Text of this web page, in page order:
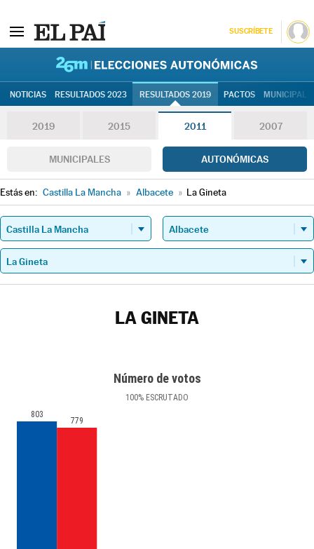
SUSCRÍBETE
NOTICIAS RESULTADOS 2023 RESULTADOS 2019 PACTOS
2019 2015 2011 2007
MUNICIPALES AUTONÓMICAS
Estás en: Castilla La Mancha » Albacete » La Gineta
LA GINETA
Número de votos
100% ESCRUTADO
803
779